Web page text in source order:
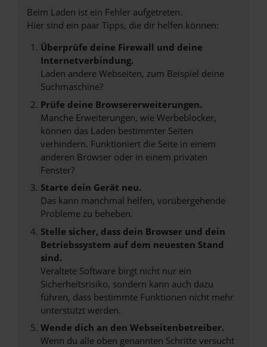
Beim Laden ist ein Fehler aufgetreten.
Hier sind ein paar Tipps, die dir helfen können:
Überprüfe deine Firewall und deine
Internetverbindung.
Laden andere Webseiten, zum Beispiel deine
Suchmaschine?
Prüfe deine Browsererweiterungen.
Manche Erweiterungen, wie Werbeblocker,
können das Laden bestimmter Seiten
verhindern. Funktioniert die Seite in einem
anderen Browser oder in einem privaten
Fenster?
Starte dein Gerät neu.
Das kann manchmal helfen, vorübergehende
Probleme zu beheben.
Stelle sicher, dass dein Browser und dein
Betriebssystem auf dem neuesten Stand
sind.
Veraltete Software birgt nicht nur ein
Sicherheitsrisiko, sondern kann auch dazu
führen, dass bestimmte Funktionen nicht mehr
unterstützt werden.
Wende dich an den Webseitenbetreiber.
Wenn du alle oben genannten Schritte versucht